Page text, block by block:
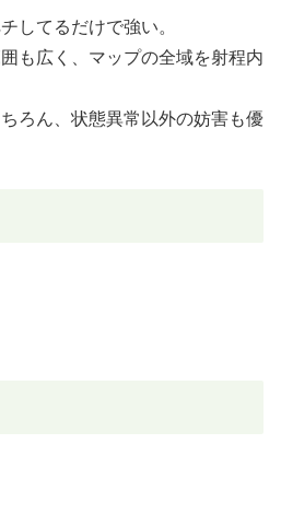
してるだけで強い。
も広く、マップの全域を射程内
ろん、状態異常以外の妨害も優